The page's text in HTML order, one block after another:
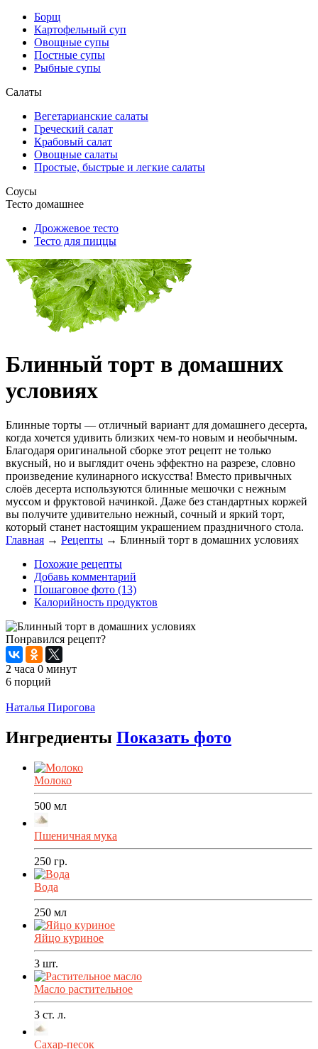
Борщ
Картофельный суп
Овощные супы
Постные супы
Рыбные супы
Салаты
Вегетарианские салаты
Греческий салат
Крабовый салат
Овощные салаты
Простые, быстрые и легкие салаты
Соусы
Тесто домашнее
Дрожжевое тесто
Тесто для пиццы
Блинный торт в домашних
условиях
Блинные торты — отличный вариант для домашнего десерта,
когда хочется удивить близких чем-то новым и необычным.
Благодаря оригинальной сборке этот рецепт не только
вкусный, но и выглядит очень эффектно на разрезе, словно
произведение кулинарного искусства! Вместо привычных
слоёв десерта используются блинные мешочки с нежным
муссом и фруктовой начинкой. Даже без стандартных коржей
вы получите удивительно нежный, сочный и яркий торт,
который станет настоящим украшением праздничного стола.
Главная → Рецепты → Блинный торт в домашних условиях
Похожие рецепты
Добавь комментарий
Пошаговое фото (13)
Калорийность продуктов
Понравился рецепт?
2 часа 0 минут
6 порций
Наталья Пирогова
Ингредиенты Показать фото
Молоко
500 мл
Пшеничная мука
250 гр.
Вода
250 мл
Яйцо куриное
3 шт.
Масло растительное
3 ст. л.
Сахар-песок